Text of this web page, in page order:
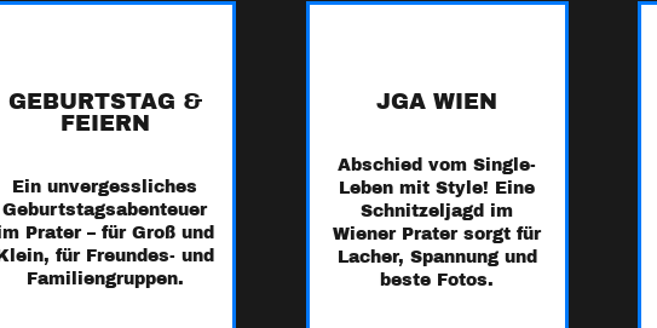
GEBURTSTAG &
FEIERN
Ein unvergessliches
Geburtstagsabenteuer
Prater – für Groß und
für Freundes- und
Familiengruppen.
JGA WIEN
Abschied vom Single-
Leben mit Style! Eine
Schnitzeljagd im
Wiener Prater sorgt für
Lacher, Spannung und
beste Fotos.